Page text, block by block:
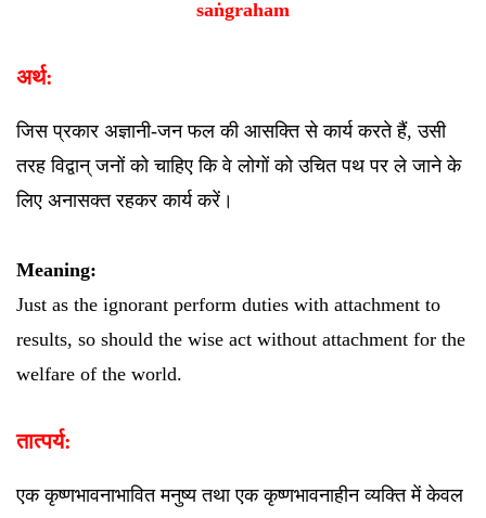
saṅgraham
अर्थ:
जिस प्रकार अज्ञानी-जन फल की आसक्ति से कार्य करते हैं, उसी
तरह विद्वान् जनों को चाहिए कि वे लोगों को उचित पथ पर ले जाने के
लिए अनासक्त रहकर कार्य करें।
Meaning:
Just as the ignorant perform duties with attachment to
results, so should the wise act without attachment for the
welfare of the world.
तात्पर्य:
एक कृष्णभावनाभावित मनुष्य तथा एक कृष्णभावनाहीन व्यक्ति में केवल